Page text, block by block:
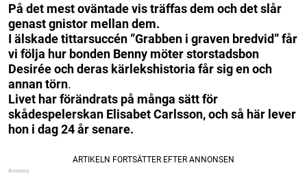
På det mest oväntade vis träffas dem och det slår
genast gnistor mellan dem.
I älskade tittarsuccén ”Grabben i graven bredvid” får
vi följa hur bonden Benny möter storstadsbon
Desirée och deras kärlekshistoria får sig en och
annan törn.
Livet har förändrats på många sätt för
skådespelerskan Elisabet Carlsson, och så här lever
hon i dag 24 år senare.